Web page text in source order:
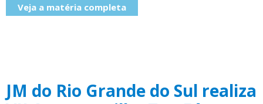
Veja a matéria completa
JM do Rio Grande do Sul realiza